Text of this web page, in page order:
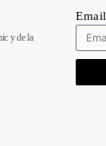
y de la
Email